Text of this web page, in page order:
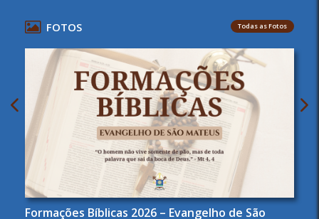
FOTOS Todas as Fotos
Formações Bíblicas 2026 – Evangelho de São